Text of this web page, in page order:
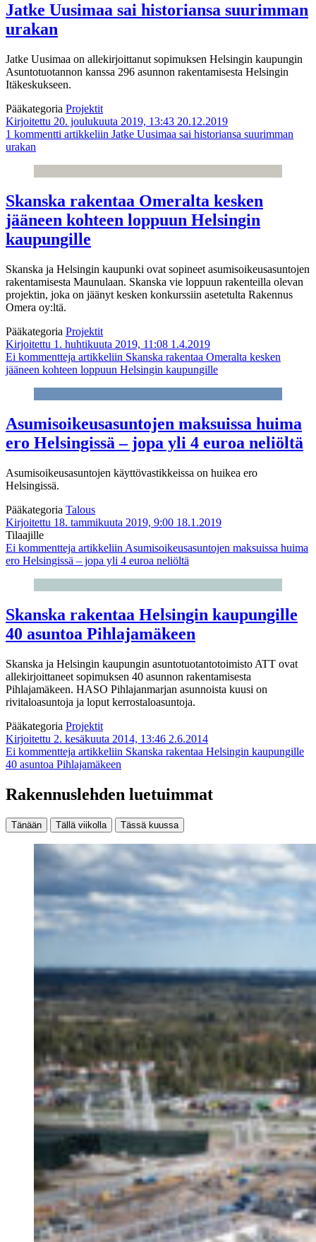
Jatke Uusimaa sai historiansa suurimman
urakan
Jatke Uusimaa on allekirjoittanut sopimuksen Helsingin kaupungin
Asuntotuotannon kanssa 296 asunnon rakentamisesta Helsingin
Itäkeskukseen.
Pääkategoria Projektit
Kirjoitettu 20. joulukuuta 2019, 13:43 20.12.2019
1 kommentti artikkeliin Jatke Uusimaa sai historiansa suurimman
urakan
Skanska rakentaa Omeralta kesken
jääneen kohteen loppuun Helsingin
kaupungille
Skanska ja Helsingin kaupunki ovat sopineet asumisoikeusasuntojen
rakentamisesta Maunulaan. Skanska vie loppuun rakenteilla olevan
projektin, joka on jäänyt kesken konkurssiin asetetulta Rakennus
Omera oy:ltä.
Pääkategoria Projektit
Kirjoitettu 1. huhtikuuta 2019, 11:08 1.4.2019
Ei kommentteja artikkeliin Skanska rakentaa Omeralta kesken
jääneen kohteen loppuun Helsingin kaupungille
Asumisoikeusasuntojen maksuissa huima
ero Helsingissä – jopa yli 4 euroa neliöltä
Asumisoikeusasuntojen käyttövastikkeissa on huikea ero
Helsingissä.
Pääkategoria Talous
Kirjoitettu 18. tammikuuta 2019, 9:00 18.1.2019
Tilaajille
Ei kommentteja artikkeliin Asumisoikeusasuntojen maksuissa huima
ero Helsingissä – jopa yli 4 euroa neliöltä
Skanska rakentaa Helsingin kaupungille
40 asuntoa Pihlajamäkeen
Skanska ja Helsingin kaupungin asuntotuotantotoimisto ATT ovat
allekirjoittaneet sopimuksen 40 asunnon rakentamisesta
Pihlajamäkeen. HASO Pihlajanmarjan asunnoista kuusi on
rivitaloasuntoja ja loput kerrostaloasuntoja.
Pääkategoria Projektit
Kirjoitettu 2. kesäkuuta 2014, 13:46 2.6.2014
Ei kommentteja artikkeliin Skanska rakentaa Helsingin kaupungille
40 asuntoa Pihlajamäkeen
Rakennuslehden luetuimmat
Tänään Tällä viikolla Tässä kuussa